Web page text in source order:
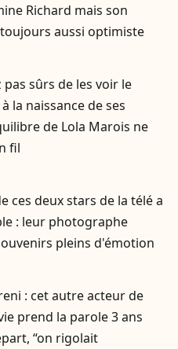
Richard mais son
aussi optimiste
pas sûrs de les voir le
la naissance de ses
de Lola Marois ne
fil
ces deux stars de la télé a
: leur photographe
pleins d'émotion
: cet autre acteur de
prend la parole 3 ans
“on rigolait